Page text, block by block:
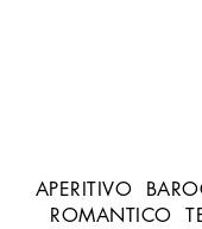
APERITIVO
ROMANTICO